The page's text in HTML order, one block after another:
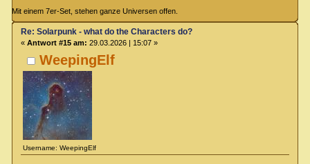
Mit einem 7er-Set, stehen ganze Universen offen.
WeepingElf
Username: WeepingElf
Re: Solarpunk - what do the Characters do?
« Antwort #15 am: 29.03.2026 | 15:07 »